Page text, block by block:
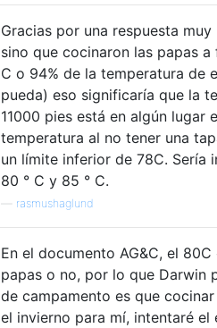
Gracias por una respuesta
sino que cocinaron las papas
C o 94% de la temperatura de
pueda) eso significaría que la
11000 pies está en algún lugar
temperatura al no tener una
un límite inferior de 78C. Sería
80 ° C y 85 ° C.
rasmushaglund
En el documento AG&C, el
papas o no, por lo que Darwin
de campamento es que
el invierno para mí, intentaré